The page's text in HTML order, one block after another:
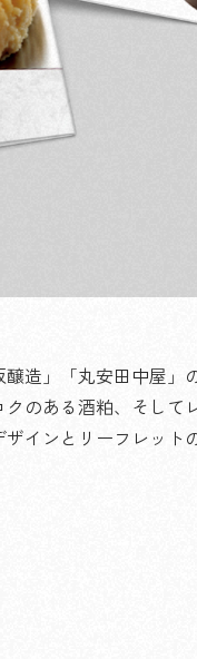
造」「丸安田中屋
のある酒粕、そし
インとリーフレット